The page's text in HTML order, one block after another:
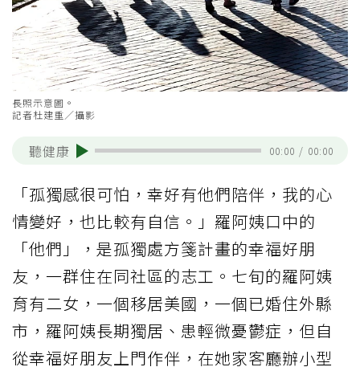
長照示意圖。
記者杜建重／攝影
聽健康 00:00 / 00:00
「孤獨感很可怕，幸好有他們陪伴，我的心
情變好，也比較有自信。」羅阿姨口中的
「他們」，是孤獨處方箋計畫的幸福好朋
友，一群住在同社區的志工。七旬的羅阿姨
育有二女，一個移居美國，一個已婚住外縣
市，羅阿姨長期獨居、患輕微憂鬱症，但自
從幸福好朋友上門作伴，在她家客廳辦小型